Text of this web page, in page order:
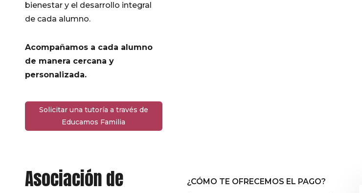
bienestar y el desarrollo integral
de cada alumno.
Acompañamos a cada alumno
de manera cercana y
personalizada.
Solicitar una tutoría a través de
Educamos Familia
Asociación de
¿CÓMO TE OFRECEMOS EL PAGO?